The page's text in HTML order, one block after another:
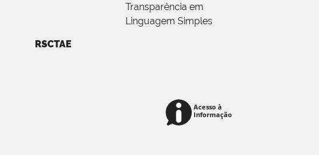
Transparência em
Linguagem Simples
RSCTAE